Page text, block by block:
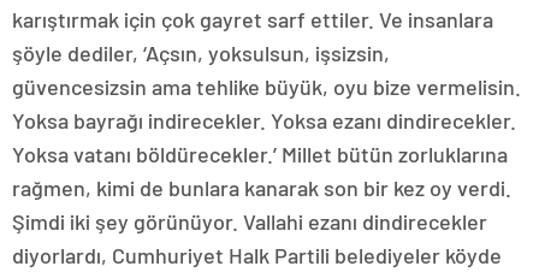
karıştırmak için çok gayret sarf ettiler. Ve insanlara
şöyle dediler, ‘Açsın, yoksulsun, işsizsin,
güvencesizsin ama tehlike büyük, oyu bize vermelisin.
Yoksa bayrağı indirecekler. Yoksa ezanı dindirecekler.
Yoksa vatanı böldürecekler.’ Millet bütün zorluklarına
rağmen, kimi de bunlara kanarak son bir kez oy verdi.
Şimdi iki şey görünüyor. Vallahi ezanı dindirecekler
diyorlardı, Cumhuriyet Halk Partili belediyeler köyde